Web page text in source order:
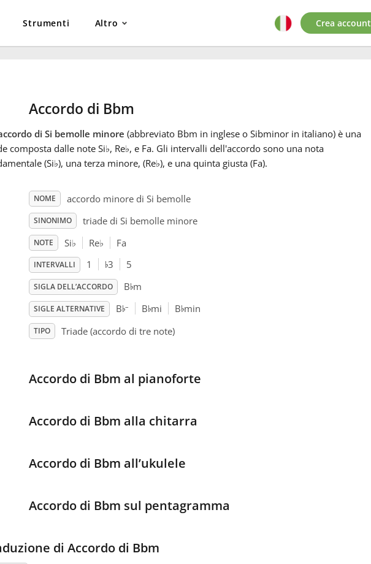
Strumenti Altro Crea account
Accordo di Bbm
di Si bemolle minore (abbreviato Bbm in inglese o Sibminor in italiano) è una
composta dalle note Si♭, Re♭, e Fa. Gli intervalli dell'accordo sono una nota
(Si♭), una terza minore, (Re♭), e una quinta giusta (Fa).
NOME accordo minore di Si bemolle
SINONIMO triade di Si bemolle minore
NOTE Si♭ Re♭ Fa
INTERVALLI 1 ♭3 5
SIGLA DELL’ACCORDO B♭m
SIGLE ALTERNATIVE B♭– B♭mi B♭min
TIPO Triade (accordo di tre note)
Accordo di Bbm al pianoforte
Accordo di Bbm alla chitarra
Accordo di Bbm all’ukulele
Accordo di Bbm sul pentagramma
di Accordo di Bbm